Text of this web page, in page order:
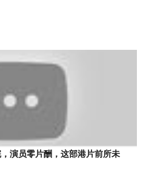
演员零片酬，这部港片前所未